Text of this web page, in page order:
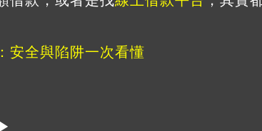
安全與陷阱一次看懂
▶